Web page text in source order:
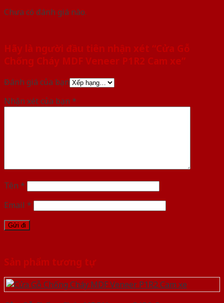
Chưa có đánh giá nào.
Hãy là người đầu tiên nhận xét “Cửa Gỗ
Chống Cháy MDF Veneer P1R2 Cam xe”
Đánh giá của bạn
Nhận xét của bạn *
Tên *
Email *
Sản phẩm tương tự